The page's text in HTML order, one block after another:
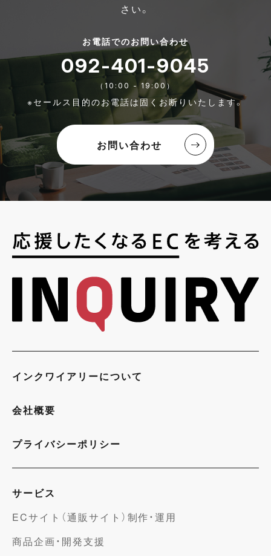
さい。
お電話でのお問い合わせ
092-401-9045
（10:00 - 19:00）
※セールス目的のお電話は固くお断りいたします。
お問い合わせ
インクワイアリーについて
会社概要
プライバシーポリシー
サービス
ECサイト（通販サイト）制作・運用
商品企画・開発支援